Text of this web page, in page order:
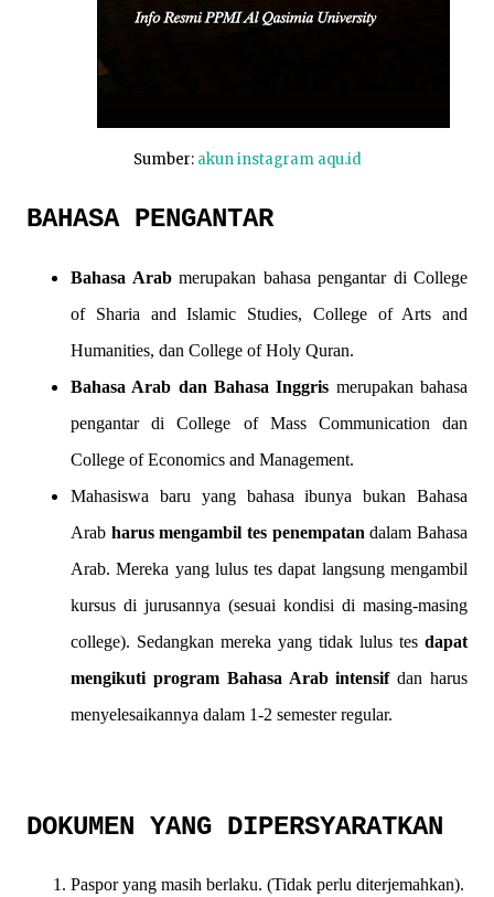
Sumber: akun instagram aqu.id
BAHASA PENGANTAR
Bahasa Arabmerupakan bahasa pengantar di College
of Sharia and Islamic Studies, College of Arts and
Humanities, dan College of Holy Quran.
Bahasa Arab dan Bahasa Inggris merupakan bahasa
pengantar di College of Mass Communication dan
College of Economics and Management.
Mahasiswa baru yang bahasa ibunya bukan Bahasa
Arab harus mengambil tes penempatan dalam Bahasa
Arab. Mereka yang lulus tes dapat langsung mengambil
kursus di jurusannya (sesuai kondisi di masing-masing
college). Sedangkan mereka yang tidak lulus tes dapat
mengikuti program Bahasa Arab intensifdan harus
menyelesaikannya dalam 1-2 semester regular.
DOKUMEN YANG DIPERSYARATKAN
Paspor yang masih berlaku. (Tidak perlu diterjemahkan).